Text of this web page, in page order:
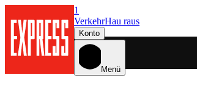
1
VerkehrHau raus
Konto
Menü